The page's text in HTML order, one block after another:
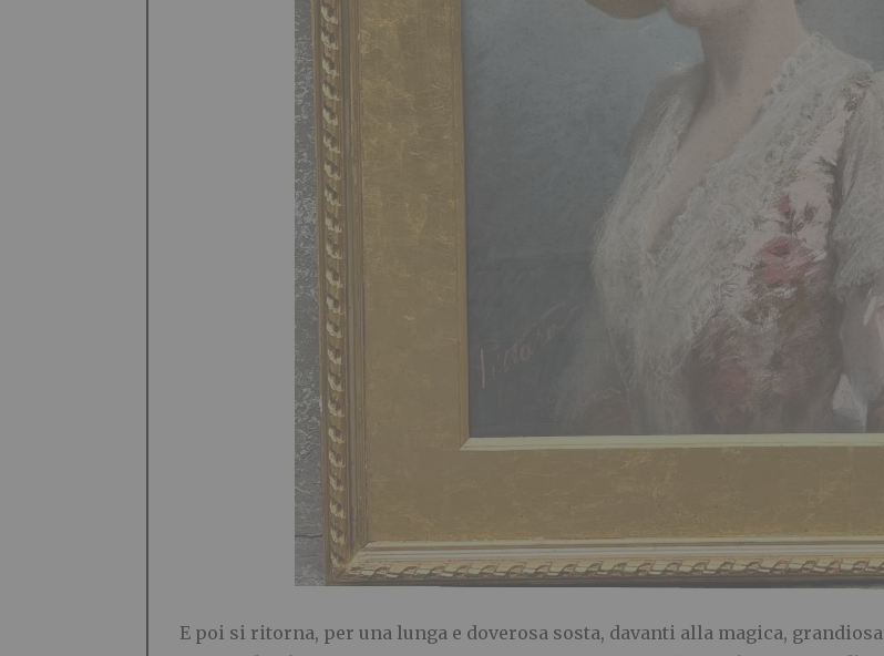
E poi si ritorna, per una lunga e doverosa sosta, davanti alla magica, grandiosa